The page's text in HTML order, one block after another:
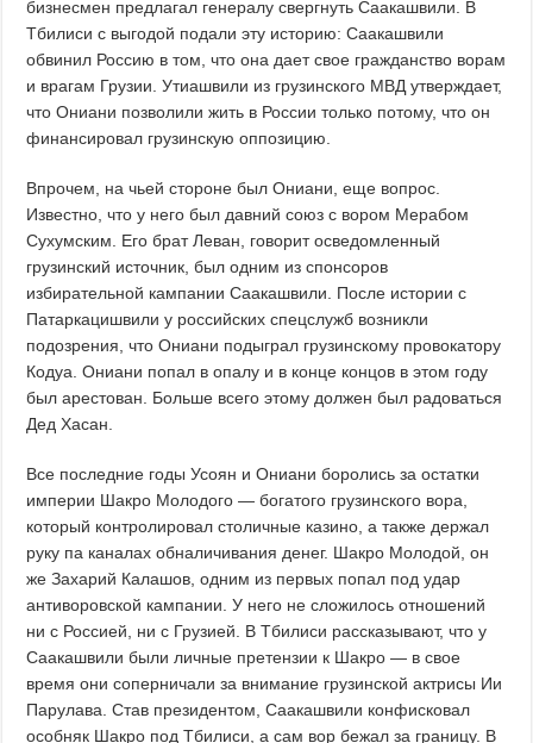
бизнесмен предлагал генералу свергнуть Саакашвили. В
Тбилиси с выгодой подали эту историю: Саакашвили
обвинил Россию в том, что она дает свое гражданство ворам
и врагам Грузии. Утиашвили из грузинского МВД утверждает,
что Ониани позволили жить в России только потому, что он
финансировал грузинскую оппозицию.
Впрочем, на чьей стороне был Ониани, еще вопрос.
Известно, что у него был давний союз с вором Мерабом
Сухумским. Его брат Леван, говорит осведомленный
грузинский источник, был одним из спонсоров
избирательной кампании Саакашвили. После истории с
Патаркацишвили у российских спецслужб возникли
подозрения, что Ониани подыграл грузинскому провокатору
Кодуа. Ониани попал в опалу и в конце концов в этом году
был арестован. Больше всего этому должен был радоваться
Дед Хасан.
Все последние годы Усоян и Ониани боролись за остатки
империи Шакро Молодого — богатого грузинского вора,
который контролировал столичные казино, а также держал
руку па каналах обналичивания денег. Шакро Молодой, он
же Захарий Калашов, одним из первых попал под удар
антиворовской кампании. У него не сложилось отношений
ни с Россией, ни с Грузией. В Тбилиси рассказывают, что у
Саакашвили были личные претензии к Шакро — в свое
время они соперничали за внимание грузинской актрисы Ии
Парулава. Став президентом, Саакашвили конфисковал
особняк Шакро под Тбилиси, а сам вор бежал за границу. В